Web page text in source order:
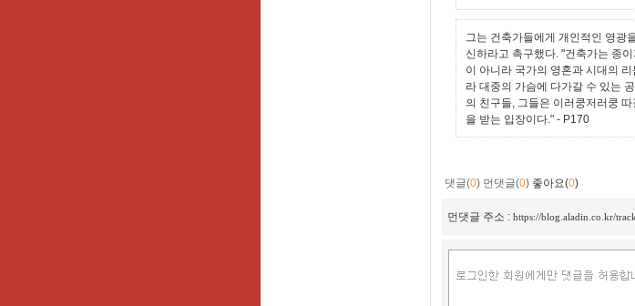
그는 건축가들에게 개인적인 영광
신하라고 촉구했다. "건축가는 종
이 아니라 국가의 영혼과 시대의
라 대중의 가슴에 다가갈 수 있는
의 친구들, 그들은 이러쿵저러쿵
을 받는 입장이다." - P170
댓글(0) 먼댓글(0) 좋아요(0)
먼댓글 주소 : https://blog.aladin.co.kr/